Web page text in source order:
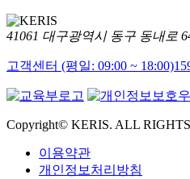
41061 대구광역시 동구 동내로
고객센터 (평일: 09:00 ~ 18:00)
Copyright© KERIS. ALL
이용약관
개인정보처리방침